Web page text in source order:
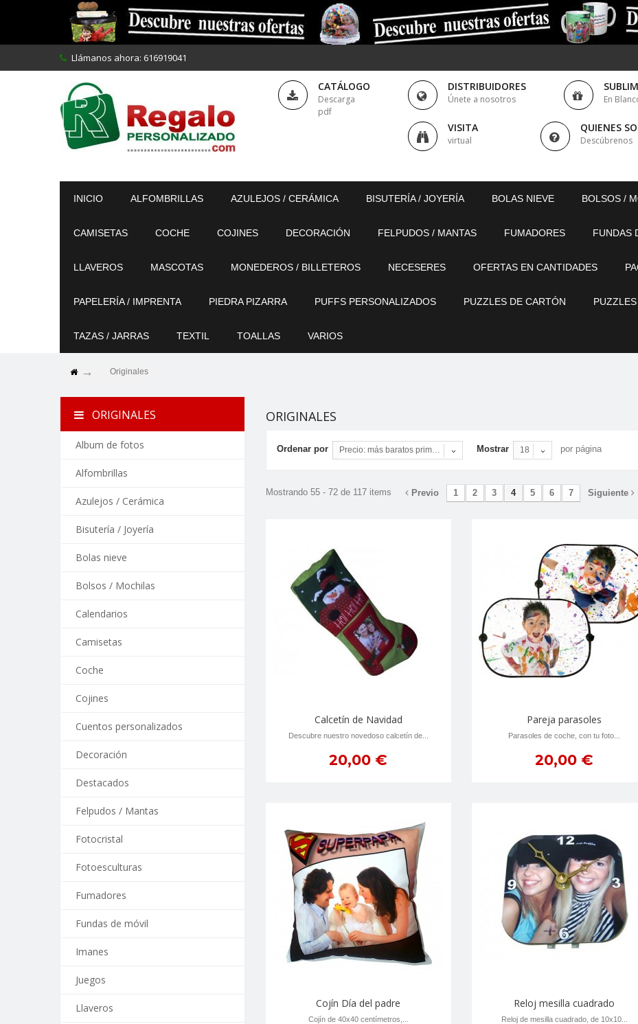
Llámanos ahora: 616919041
CATÁLOGO
Descarga
pdf
DISTRIBUIDORES
Únete a nosotros En
VISITA
virtual
QUIENES
Descúbrenos
INICIO ALFOMBRILLAS AZULEJOS / CERÁMICA BISUTERÍA / JOYERÍA BOLAS NIEVE BOLSOS /
CAMISETAS COCHE COJINES DECORACIÓN FELPUDOS / MANTAS FUMADORES FUNDAS
LLAVEROS MASCOTAS MONEDEROS / BILLETEROS NECESERES OFERTAS EN CANTIDADES
PAPELERÍA / IMPRENTA PIEDRA PIZARRA PUFFS PERSONALIZADOS PUZZLES DE CARTÓN
TAZAS / JARRAS TEXTIL TOALLAS VARIOS
Originales
ORIGINALES
Album de fotos
Alfombrillas
Azulejos / Cerámica
Bisutería / Joyería
Bolas nieve
Bolsos / Mochilas
Calendarios
Camisetas
Coche
Cojines
Cuentos personalizados
Decoración
Destacados
Felpudos / Mantas
Fotocristal
Fotoesculturas
Fumadores
Fundas de móvil
Imanes
Juegos
Llaveros
ORIGINALES
Ordenar por Precio: más baratos primero Mostrar 18 por página
Previo 1 2 3 4 5 6 7 Siguiente
Mostrando 55 - 72 de 117 items
Calcetín de Navidad
Descubre nuestro novedoso calcetín de...
20,00 €
Pareja parasoles
Parasoles de coche, con tu foto...
20,00 €
Cojín Día del padre
Cojí­n de 40x40 centí­metros,...
Reloj mesilla cuadrado
Reloj de mesilla cuadrado, de 10x10...